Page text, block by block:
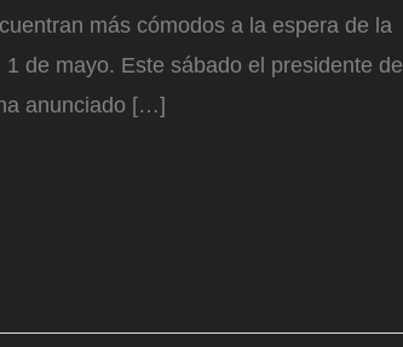
más cómodos a la espera de la
de mayo. Este sábado el presidente de
anunciado […]